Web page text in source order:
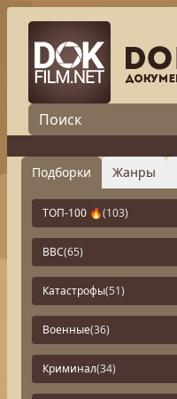
Подборки Жанры
ТОП-100 🔥(103)
BBC(65)
Катастрофы(51)
Военные(36)
Криминал(34)